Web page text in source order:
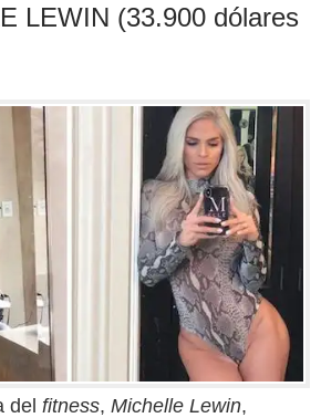
LEWIN (33.900 dólares
del fitness, Michelle Lewin,